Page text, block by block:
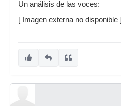
Un análisis de las voces:
[ Imagen externa no disponible ]